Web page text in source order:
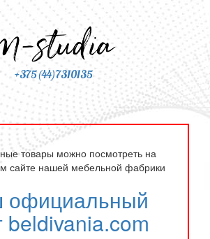
+375(44)7310135
товары можно посмотреть на
сайте нашей мебельной фабрики
beldivania.com